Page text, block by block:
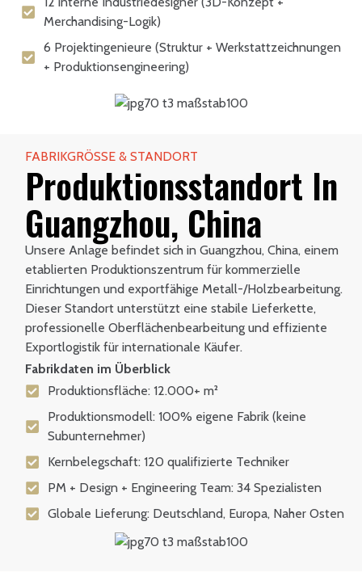
Merchandising-Logik)
6 Projektingenieure (Struktur + Werkstattzeichnungen
+ Produktionsengineering)
FABRIKGRÖSSE & STANDORT
Produktionsstandort In
Guangzhou, China
Unsere Anlage befindet sich in Guangzhou, China, einem
etablierten Produktionszentrum für kommerzielle
Einrichtungen und exportfähige Metall-/Holzbearbeitung.
Dieser Standort unterstützt eine stabile Lieferkette,
professionelle Oberflächenbearbeitung und effiziente
Exportlogistik für internationale Käufer.
Fabrikdaten im Überblick
Produktionsfläche: 12.000+ m²
Produktionsmodell: 100% eigene Fabrik (keine
Subunternehmer)
Kernbelegschaft: 120 qualifizierte Techniker
PM + Design + Engineering Team: 34 Spezialisten
Globale Lieferung: Deutschland, Europa, Naher Osten